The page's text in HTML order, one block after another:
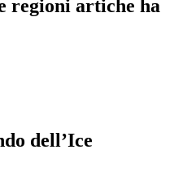
regioni artiche ha
dell’Ice